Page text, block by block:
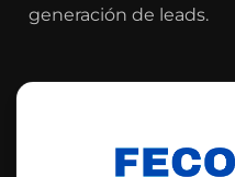
generación de leads.